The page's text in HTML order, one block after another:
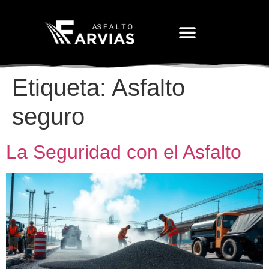
Etiqueta: Asfalto
seguro
La Seguridad con el Asfalto